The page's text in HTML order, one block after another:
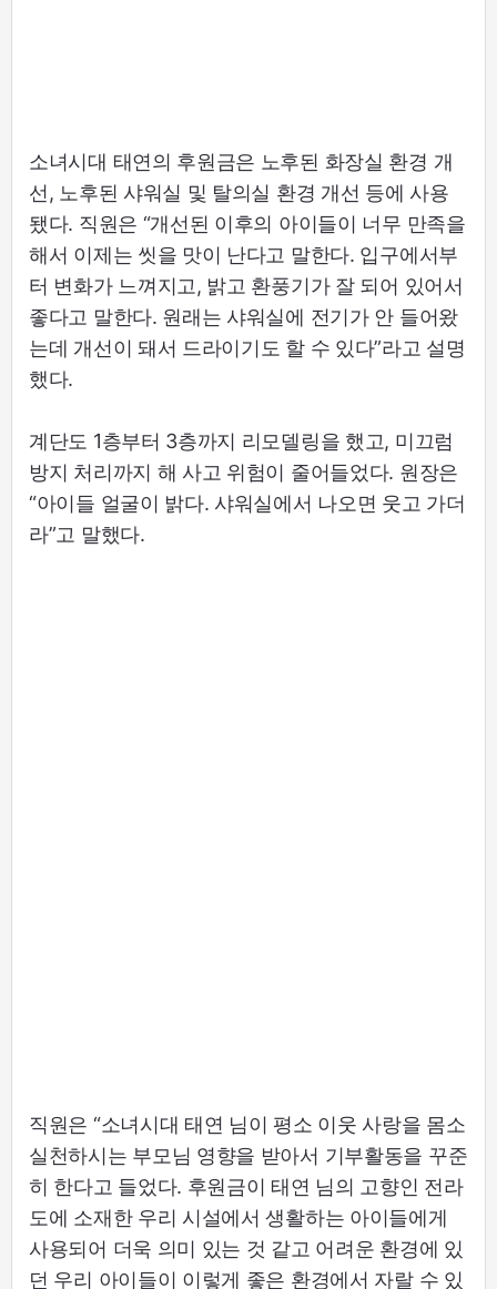
소녀시대 태연의 후원금은 노후된 화장실 환경 개
선, 노후된 샤워실 및 탈의실 환경 개선 등에 사용
됐다. 직원은 “개선된 이후의 아이들이 너무 만족을
해서 이제는 씻을 맛이 난다고 말한다. 입구에서부
터 변화가 느껴지고, 밝고 환풍기가 잘 되어 있어서
좋다고 말한다. 원래는 샤워실에 전기가 안 들어왔
는데 개선이 돼서 드라이기도 할 수 있다”라고 설명
했다.
계단도 1층부터 3층까지 리모델링을 했고, 미끄럼
방지 처리까지 해 사고 위험이 줄어들었다. 원장은
“아이들 얼굴이 밝다. 샤워실에서 나오면 웃고 가더
라”고 말했다.
직원은 “소녀시대 태연 님이 평소 이웃 사랑을 몸소
실천하시는 부모님 영향을 받아서 기부활동을 꾸준
히 한다고 들었다. 후원금이 태연 님의 고향인 전라
도에 소재한 우리 시설에서 생활하는 아이들에게
사용되어 더욱 의미 있는 것 같고 어려운 환경에 있
던 우리 아이들이 이렇게 좋은 환경에서 자랄 수 있